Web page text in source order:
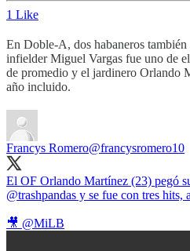
1 Like
En Doble-A, dos habaneros
infielder Miguel Vargas fue uno de
de promedio y el jardinero Orlando
año incluido.
Francys Romero@francysromero10
El OF Orlando Martínez (23) pegó
@trashpandas y se fue con tres hits,
🎥 @MiLB